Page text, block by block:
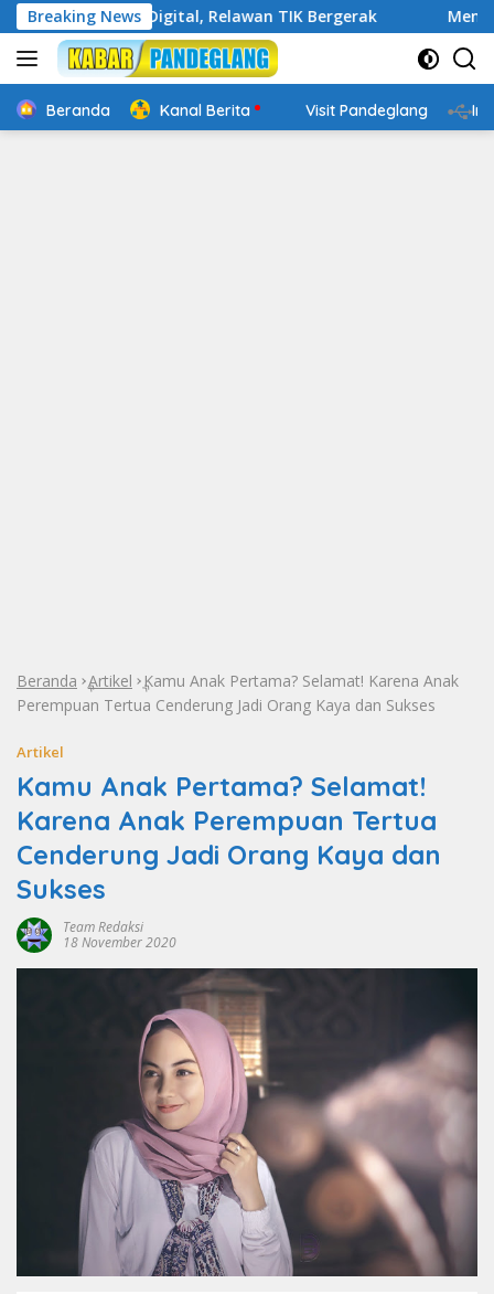
Langsung
ke
konten
Breaking News
Digital, Relawan TIK Bergerak Mengenal
Beranda Kanal Berita Visit Pandeglang
Beranda »
Artikel »Kamu Anak Pertama? Selamat! Karena Anak
Perempuan Tertua Cenderung Jadi Orang Kaya dan Sukses
Artikel
Kamu Anak Pertama? Selamat!
Karena Anak Perempuan Tertua
Cenderung Jadi Orang Kaya dan
Sukses
Team Redaksi
18 November 2020